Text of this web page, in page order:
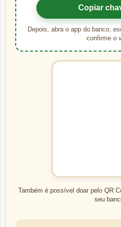
Copiar
Depois, abra o app do banco,
confirme o
Também é possível doar pelo QR
seu